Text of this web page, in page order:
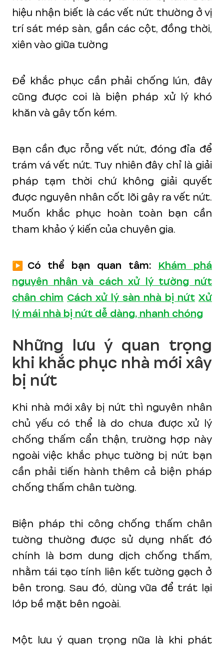
hiệu nhận biết là các vết nứt thường ở vị
trí sát mép sàn, gần các cột, đồng thời,
xiên vào giữa tường
Để khắc phục cần phải chống lún, đây
cũng được coi là biện pháp xử lý khó
khăn và gây tốn kém.
Bạn cần đục rỗng vết nứt, đóng đỉa để
trám vá vết nứt. Tuy nhiên đây chỉ là giải
pháp tạm thời chứ không giải quyết
được nguyên nhân cốt lõi gây ra vết nứt.
Muốn khắc phục hoàn toàn bạn cần
tham khảo ý kiến của chuyên gia.
▶️Có thể bạn quan tâm: Khám phá
nguyên nhân và cách xử lý tường nứt
chân chim Cách xử lý sàn nhà bị nứt Xử
lý mái nhà bị nứt dễ dàng, nhanh chóng
Những lưu ý quan trọng
khi khắc phục nhà mới xây
bị nứt
Khi nhà mới xây bị nứt thì nguyên nhân
chủ yếu có thể là do chưa được xử lý
chống thấm cẩn thận, trường hợp này
ngoài việc khắc phục tường bị nứt bạn
cần phải tiến hành thêm cả biện pháp
chống thấm chân tường.
Biện pháp thi công chống thấm chân
tường thường được sử dụng nhất đó
chính là bơm dung dịch chống thấm,
nhằm tái tạo tính liên kết tường gạch ở
bên trong. Sau đó, dùng vữa để trát lại
lớp bề mặt bên ngoài.
Một lưu ý quan trọng nữa là khi phát